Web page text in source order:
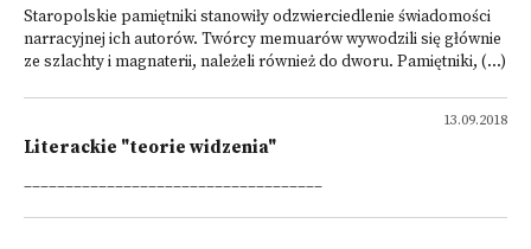
Staropolskie pamiętniki stanowiły odzwierciedlenie świadomości
narracyjnej ich autorów. Twórcy memuarów wywodzili się głównie
ze szlachty i magnaterii, należeli również do dworu. Pamiętniki, (...)
13.09.2018
Literackie "teorie widzenia"
____________________________________